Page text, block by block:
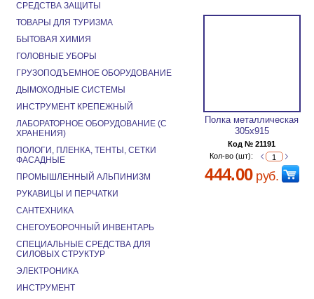
Полка металлическая
305х915
Код № 21191
Кол-во (шт):
444.00руб.
СРЕДСТВА ЗАЩИТЫ
ТОВАРЫ ДЛЯ ТУРИЗМА
БЫТОВАЯ ХИМИЯ
ГОЛОВНЫЕ УБОРЫ
ГРУЗОПОДЪЕМНОЕ ОБОРУДОВАНИЕ
ДЫМОХОДНЫЕ СИСТЕМЫ
ИНСТРУМЕНТ КРЕПЕЖНЫЙ
ЛАБОРАТОРНОЕ ОБОРУДОВАНИЕ (С
ХРАНЕНИЯ)
ПОЛОГИ, ПЛЕНКА, ТЕНТЫ, СЕТКИ
ФАСАДНЫЕ
ПРОМЫШЛЕННЫЙ АЛЬПИНИЗМ
РУКАВИЦЫ И ПЕРЧАТКИ
САНТЕХНИКА
СНЕГОУБОРОЧНЫЙ ИНВЕНТАРЬ
СПЕЦИАЛЬНЫЕ СРЕДСТВА ДЛЯ
СИЛОВЫХ СТРУКТУР
ЭЛЕКТРОНИКА
ИНСТРУМЕНТ